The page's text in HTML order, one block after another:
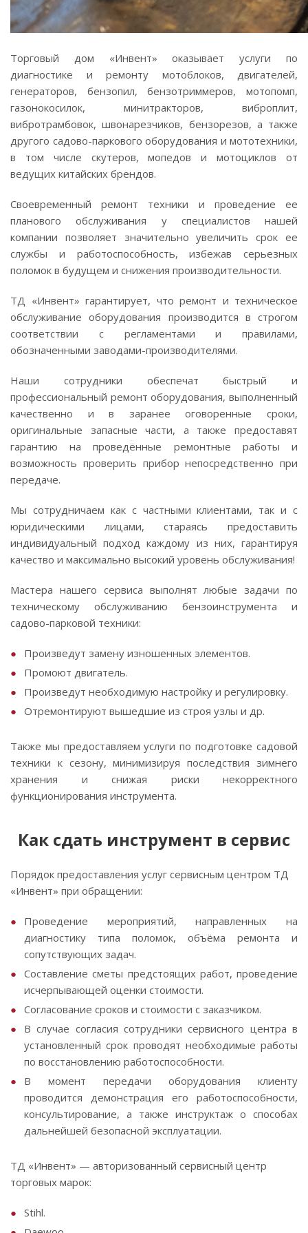
Торговый дом «Инвент» оказывает услуги по
диагностике и ремонту мотоблоков, двигателей,
генераторов, бензопил, бензотриммеров, мотопомп,
газонокосилок, минитракторов, виброплит,
вибротрамбовок, швонарезчиков, бензорезов, а также
другого садово-паркового оборудования и мототехники,
в том числе скутеров, мопедов и мотоциклов от
ведущих китайских брендов.
Своевременный ремонт техники и проведение ее
планового обслуживания у специалистов нашей
компании позволяет значительно увеличить срок ее
службы и работоспособность, избежав серьезных
поломок в будущем и снижения производительности.
ТД «Инвент» гарантирует, что ремонт и техническое
обслуживание оборудования производится в строгом
соответствии с регламентами и правилами,
обозначенными заводами-производителями.
Наши сотрудники обеспечат быстрый и
профессиональный ремонт оборудования, выполненный
качественно и в заранее оговоренные сроки,
оригинальные запасные части, а также предоставят
гарантию на проведённые ремонтные работы и
возможность проверить прибор непосредственно при
передаче.
Мы сотрудничаем как с частными клиентами, так и с
юридическими лицами, стараясь предоставить
индивидуальный подход каждому из них, гарантируя
качество и максимально высокий уровень обслуживания!
Мастера нашего сервиса выполнят любые задачи по
техническому обслуживанию бензоинструмента и
садово-парковой техники:
Произведут замену изношенных элементов.
Промоют двигатель.
Произведут необходимую настройку и регулировку.
Отремонтируют вышедшие из строя узлы и др.
Также мы предоставляем услуги по подготовке садовой
техники к сезону, минимизируя последствия зимнего
хранения и снижая риски некорректного
функционирования инструмента.
Как сдать инструмент в сервис
Порядок предоставления услуг сервисным центром ТД
«Инвент» при обращении:
Проведение мероприятий, направленных на
диагностику типа поломок, объёма ремонта и
сопутствующих задач.
Составление сметы предстоящих работ, проведение
исчерпывающей оценки стоимости.
Согласование сроков и стоимости с заказчиком.
В случае согласия сотрудники сервисного центра в
установленный срок проводят необходимые работы
по восстановлению работоспособности.
В момент передачи оборудования клиенту
проводится демонстрация его работоспособности,
консультирование, а также инструктаж о способах
дальнейшей безопасной эксплуатации.
ТД «Инвент» — авторизованный сервисный центр
торговых марок:
Stihl.